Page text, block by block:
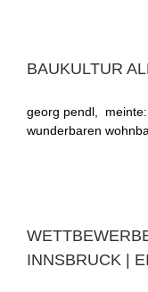
BAUKULTUR
georg pendl,
wunderbaren
INNSBRUCK |